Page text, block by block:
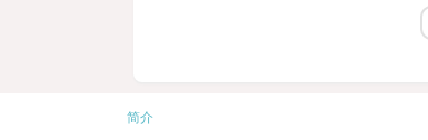
简介